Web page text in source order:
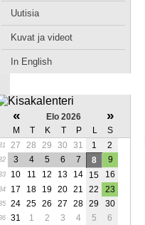
Uutisia
Kuvat ja videot
In English
« Elo 2026 »
M T K T P L S
27 28 29 30 31 1 2
3 4 5 6 7 8 9
10 11 12 13 14 15 16
17 18 19 20 21 22 23
24 25 26 27 28 29 30
31 1 2 3 4 5 6